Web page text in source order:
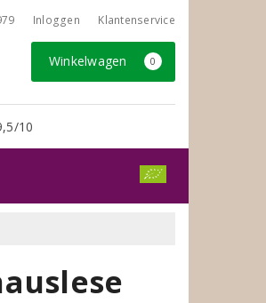
Inloggen Klantenservice
Winkelwagen 0
10